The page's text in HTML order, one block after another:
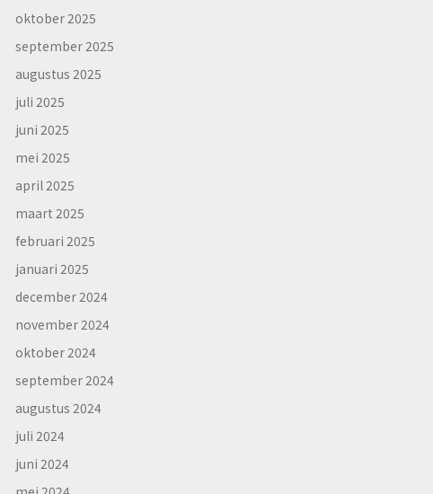
oktober 2025
september 2025
augustus 2025
juli 2025
juni 2025
mei 2025
april 2025
maart 2025
februari 2025
januari 2025
december 2024
november 2024
oktober 2024
september 2024
augustus 2024
juli 2024
juni 2024